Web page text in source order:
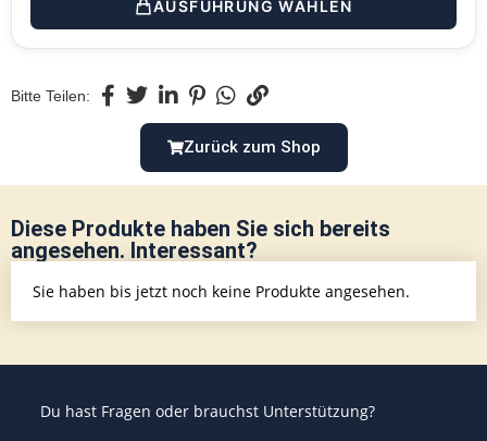
AUSFÜHRUNG WÄHLEN
Bitte Teilen:
Zurück zum Shop
Diese Produkte haben Sie sich bereits
angesehen. Interessant?
Sie haben bis jetzt noch keine Produkte angesehen.
Du hast Fragen oder brauchst Unterstützung?